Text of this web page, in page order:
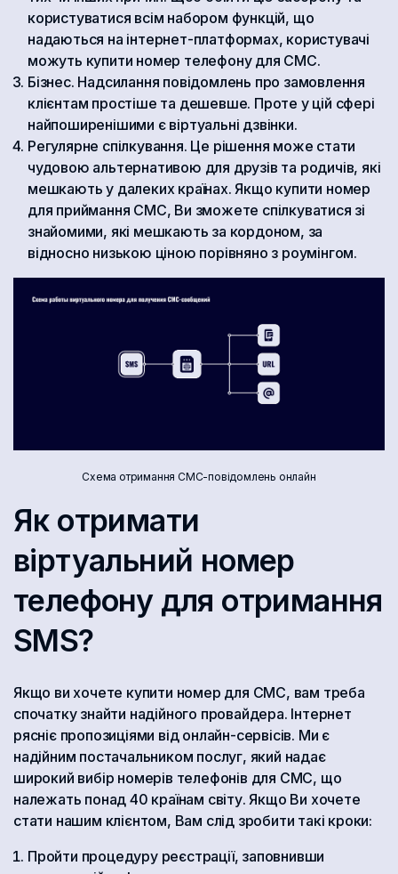
користуватися всім набором функцій, що
надаються на інтернет-платформах, користувачі
можуть купити номер телефону для СМС.
Бізнес. Надсилання повідомлень про замовлення
клієнтам простіше та дешевше. Проте у цій сфері
найпоширенішими є віртуальні дзвінки.
Регулярне спілкування. Це рішення може стати
чудовою альтернативою для друзів та родичів, які
мешкають у далеких країнах. Якщо купити номер
для приймання СМС, Ви зможете спілкуватися зі
знайомими, які мешкають за кордоном, за
відносно низькою ціною порівняно з роумінгом.
Схема отримання СМС-повідомлень онлайн
Як отримати
віртуальний номер
телефону для отримання
SMS?
Якщо ви хочете купити номер для СМС, вам треба
спочатку знайти надійного провайдера. Інтернет
рясніє пропозиціями від онлайн-сервісів. Ми є
надійним постачальником послуг, який надає
широкий вибір номерів телефонів для СМС, що
належать понад 40 країнам світу. Якщо Ви хочете
стати нашим клієнтом, Вам слід зробити такі кроки:
Пройти процедуру реєстрації, заповнивши